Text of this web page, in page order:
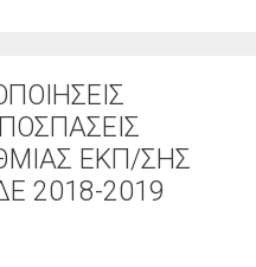
ΕΚΠ/ΣΗΣ
2018-2019